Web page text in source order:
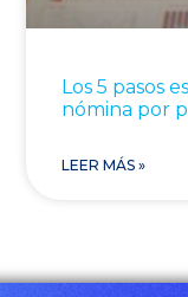
Los 5 pasos
nómina por
LEER MÁS »